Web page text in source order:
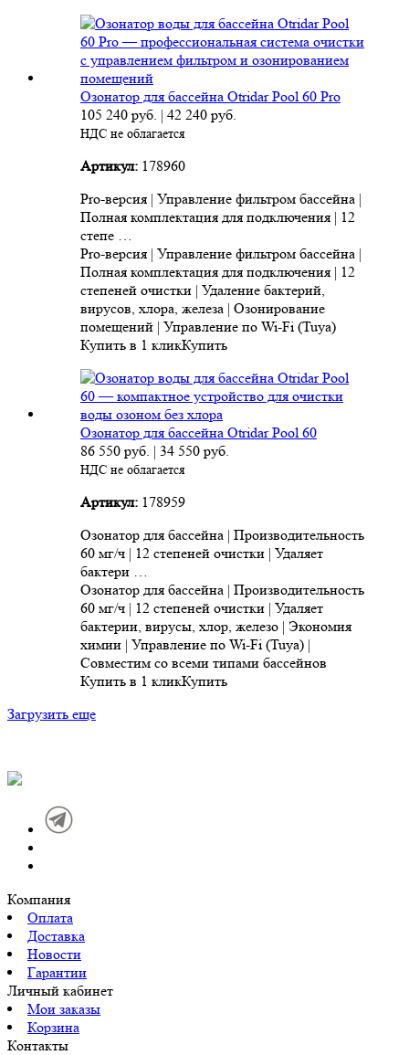
Озонатор для бассейна Otridar Pool 60 Pro
105 240 руб. | 42 240 руб.
НДС не облагается
Артикул: 178960
Pro-версия | Управление фильтром бассейна |
Полная комплектация для подключения | 12
степе …
Pro-версия | Управление фильтром бассейна |
Полная комплектация для подключения | 12
степеней очистки | Удаление бактерий,
вирусов, хлора, железа | Озонирование
помещений | Управление по Wi-Fi (Tuya)
Купить в 1 кликКупить
Озонатор для бассейна Otridar Pool 60
86 550 руб. | 34 550 руб.
НДС не облагается
Артикул: 178959
Озонатор для бассейна | Производительность
60 мг/ч | 12 степеней очистки | Удаляет
бактери …
Озонатор для бассейна | Производительность
60 мг/ч | 12 степеней очистки | Удаляет
бактерии, вирусы, хлор, железо | Экономия
химии | Управление по Wi-Fi (Tuya) |
Совместим со всеми типами бассейнов
Купить в 1 кликКупить
Загрузить еще
Компания
Оплата
Доставка
Новости
Гарантии
Личный кабинет
Мои заказы
Корзина
Контакты